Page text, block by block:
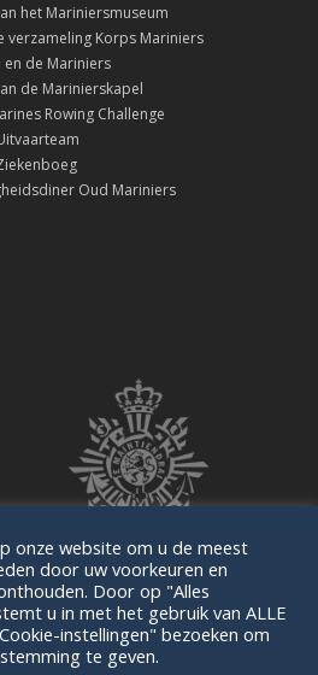
het Mariniersmuseum
verzameling Korps Mariniers
en de Mariniers
de Marinierskapel
Rowing Challenge
Oud Mariniers
onze website om u de meest
door uw voorkeuren en
Door op "Alles
u in met het gebruik van ALLE
instellingen" bezoeken om
te geven.